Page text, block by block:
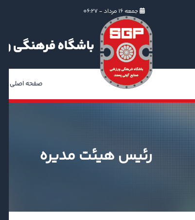
جمعه ۱۶ مرداد - ۰۶:۲۷
صفحه اصلی
رئیس هیئت مدیره